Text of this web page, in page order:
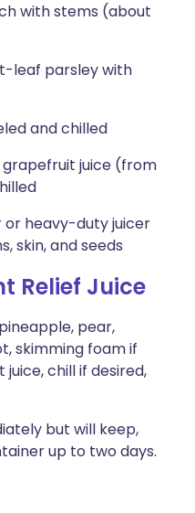
with stems (about
leaf parsley with
and chilled
juice (from
heavy-duty juicer
skin, and seeds
Relief Juice
pear,
skimming foam if
chill if desired,
but will keep,
up to two days.